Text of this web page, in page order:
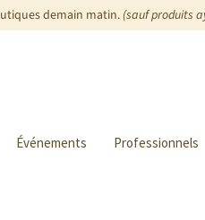
demain matin. (sauf produits
Événements Professionnels